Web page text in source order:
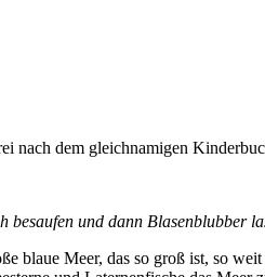
nach dem gleichnamigen
besaufen und dann Blasenblubber
blaue Meer, das so groß ist, so